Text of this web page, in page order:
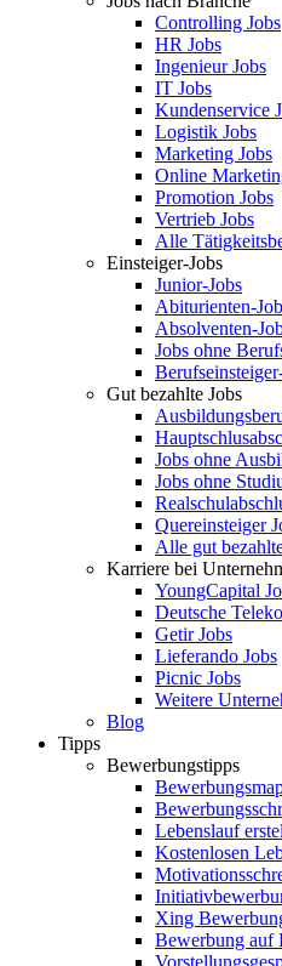
Controlling Jobs
HR Jobs
Ingenieur Jobs
IT Jobs
Kundenservice
Logistik Jobs
Marketing Jobs
Online
Promotion Jobs
Vertrieb Jobs
Alle
Einsteiger-Jobs
Junior-Jobs
Abiturienten-
Absolventen-
Jobs ohne
Gut bezahlte Jobs
Jobs ohne
Jobs ohne
Quereinsteiger
Alle gut
Karriere bei
YoungCapital
Deutsche
Getir Jobs
Lieferando Jobs
Picnic Jobs
Weitere
Blog
Tipps
Bewerbungstipps
Lebenslauf
Kostenlosen
Xing
Bewerbung auf